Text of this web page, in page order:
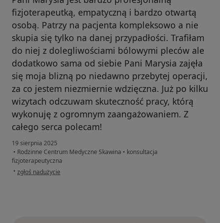
fizjoterapeutką, empatyczną i bardzo otwartą
osobą. Patrzy na pacjenta kompleksowo a nie
skupia się tylko na danej przypadłości. Trafiłam
do niej z dolegliwościami bólowymi pleców ale
dodatkowo sama od siebie Pani Marysia zajęła
się moja blizną po niedawno przebytej operacji,
za co jestem niezmiernie wdzięczna. Już po kilku
wizytach odczuwam skuteczność pracy, którą
wykonuję z ogromnym zaangażowaniem. Z
całego serca polecam!
19 sierpnia 2025
• Rodzinne Centrum Medyczne Skawina • konsultacja
fizjoterapeutyczna
• w opinii użytkownika Agnieszka
zgłoś nadużycie